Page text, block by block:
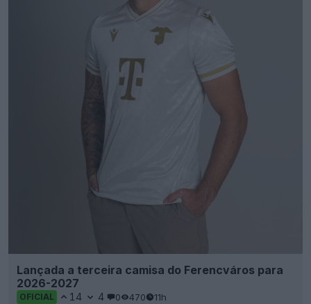
Lançada a terceira camisa do Ferencváros para
2026-2027
OFICIAL 14 4 0 470 11h